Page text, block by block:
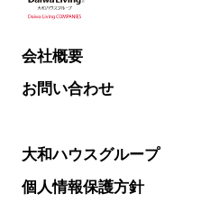
会社概要
お問い合わせ
大和ハウスグループ
個人情報保護方針